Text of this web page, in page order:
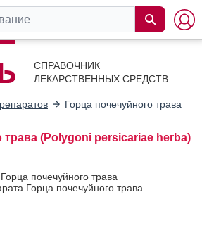
СПРАВОЧНИК
ЛЕКАРСТВЕННЫХ СРЕДСТВ
Горца почечуйного трава
трава (Polygoni persicariae herba)
почечуйного трава
Горца почечуйного трава